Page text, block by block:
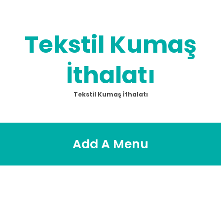
Tekstil Kumaş
İthalatı
Tekstil Kumaş İthalatı
Add A Menu